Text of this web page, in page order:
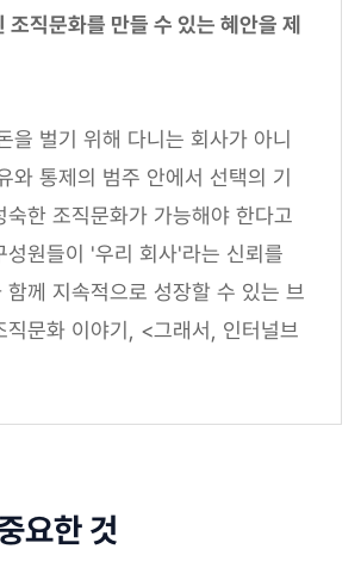
조직문화를 만들 수 있는 혜안을 제
을 벌기 위해 다니는 회사가 아니
와 통제의 범주 안에서 선택의 기
숙한 조직문화가 가능해야 한다고
성원들이 '우리 회사'라는 신뢰를
함께 지속적으로 성장할 수 있는 브
직문화 이야기, <그래서, 인터널브
요한 것